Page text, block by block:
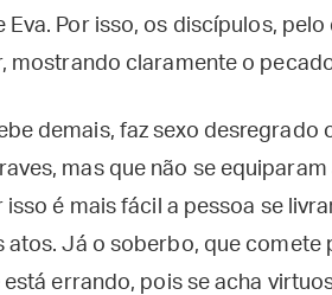
Eva. Por isso, os discípulos,
mostrando claramente o
demais, faz sexo desregrado
mas que não se
é mais fácil a pessoa se
atos. Já o soberbo, que
errando, pois se acha